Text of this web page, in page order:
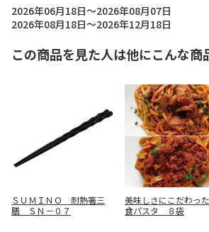
2026年06月18日～2026年08月07日
2026年08月18日～2026年12月18日
この商品を見た人は他にこんな商
ＳＵＭＩＮＯ 耐熱箸三
膳 ＳＮ－０７
美味しさにこだわっ
食パスタ ８袋